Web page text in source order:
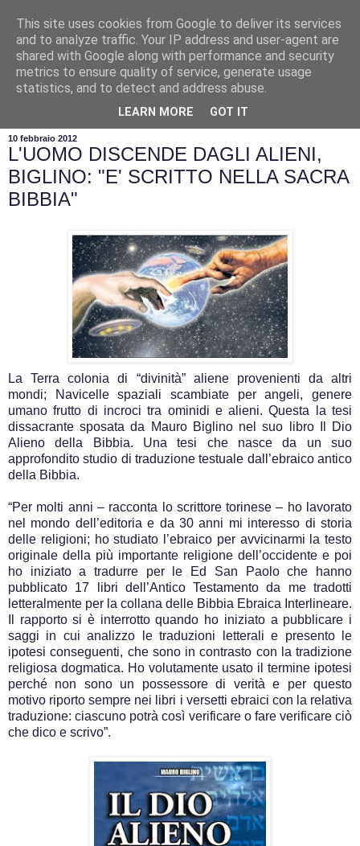
10 febbraio 2012
L'UOMO DISCENDE DAGLI ALIENI,
BIGLINO: "E' SCRITTO NELLA SACRA
BIBBIA"
La Terra colonia di “divinità” aliene provenienti da altri
mondi; Navicelle spaziali scambiate per angeli, genere
umano frutto di incroci tra ominidi e alieni. Questa la tesi
dissacrante sposata da Mauro Biglino nel suo libro Il Dio
Alieno della Bibbia. Una tesi che nasce da un suo
approfondito studio di traduzione testuale dall’ebraico antico
della Bibbia.
“Per molti anni – racconta lo scrittore torinese – ho lavorato
nel mondo dell’editoria e da 30 anni mi interesso di storia
delle religioni; ho studiato l’ebraico per avvicinarmi la testo
originale della più importante religione dell’occidente e poi
ho iniziato a tradurre per le Ed San Paolo che hanno
pubblicato 17 libri dell’Antico Testamento da me tradotti
letteralmente per la collana delle Bibbia Ebraica Interlineare.
Il rapporto si è interrotto quando ho iniziato a pubblicare i
saggi in cui analizzo le traduzioni letterali e presento le
ipotesi conseguenti, che sono in contrasto con la tradizione
religiosa dogmatica. Ho volutamente usato il termine ipotesi
perché non sono un possessore di verità e per questo
motivo riporto sempre nei libri i versetti ebraici con la relativa
traduzione: ciascuno potrà così verificare o fare verificare ciò
che dico e scrivo”.
This site uses cookies from Google to deliver its services
and to analyze traffic. Your IP address and user-agent are
shared with Google along with performance and security
metrics to ensure quality of service, generate usage
statistics, and to detect and address abuse.
LEARN MORE GOT IT